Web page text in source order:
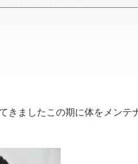
きましたこの期に体をメンテ